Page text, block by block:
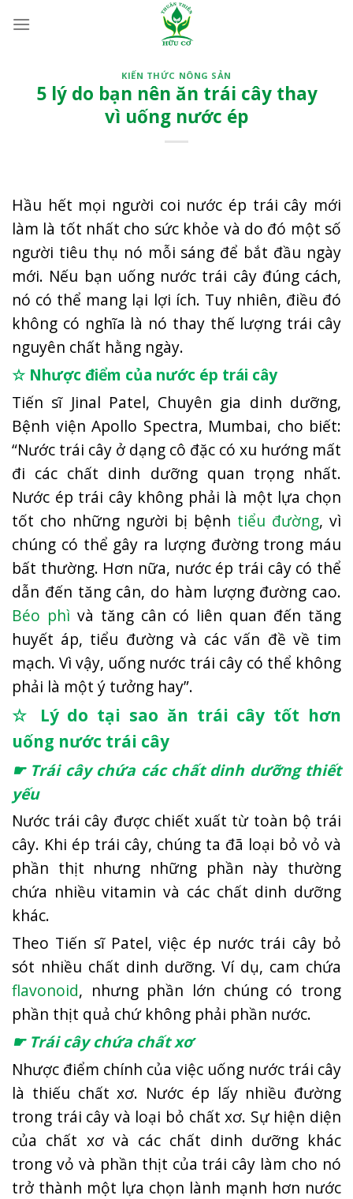
qua
KIẾN THỨC NÔNG SẢN
5 lý do bạn nên ăn trái cây thay
vì uống nước ép
Hầu hết mọi người coi nước ép trái cây mới
làm là tốt nhất cho sức khỏe và do đó một số
người tiêu thụ nó mỗi sáng để bắt đầu ngày
mới. Nếu bạn uống nước trái cây đúng cách,
nó có thể mang lại lợi ích. Tuy nhiên, điều đó
không có nghĩa là nó thay thế lượng trái cây
nguyên chất hằng ngày.
☆ Nhược điểm của nước ép trái cây
Tiến sĩ Jinal Patel, Chuyên gia dinh dưỡng,
Bệnh viện Apollo Spectra, Mumbai, cho biết:
“Nước trái cây ở dạng cô đặc có xu hướng mất
đi các chất dinh dưỡng quan trọng nhất.
Nước ép trái cây không phải là một lựa chọn
tốt cho những người bị bệnh tiểu đường, vì
chúng có thể gây ra lượng đường trong máu
bất thường. Hơn nữa, nước ép trái cây có thể
dẫn đến tăng cân, do hàm lượng đường cao.
Béo phì và tăng cân có liên quan đến tăng
huyết áp, tiểu đường và các vấn đề về tim
mạch. Vì vậy, uống nước trái cây có thể không
phải là một ý tưởng ​​hay”.
☆ Lý do tại sao ăn trái cây tốt hơn
uống nước trái cây
☛ Trái cây chứa các chất dinh dưỡng thiết
yếu
Nước trái cây được chiết xuất từ ​​toàn bộ trái
cây. Khi ép trái cây, chúng ta đã loại bỏ vỏ và
phần thịt nhưng những phần này thường
chứa nhiều vitamin và các chất dinh dưỡng
khác.
Theo Tiến sĩ Patel, việc ép nước trái cây bỏ
sót nhiều chất dinh dưỡng. Ví dụ, cam chứa
flavonoid, nhưng phần lớn chúng có trong
phần thịt quả chứ không phải phần nước.
☛ Trái cây chứa chất xơ
Nhược điểm chính của việc uống nước trái cây
là thiếu chất xơ. Nước ép lấy nhiều đường
trong trái cây và loại bỏ chất xơ. Sự hiện diện
của chất xơ và các chất dinh dưỡng khác
trong vỏ và phần thịt của trái cây làm cho nó
trở thành một lựa chọn lành mạnh hơn nước